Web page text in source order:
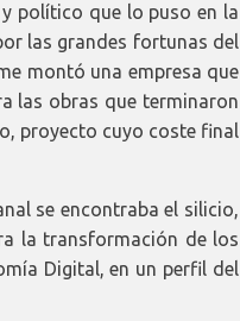
político que lo puso en la
las grandes fortunas del
montó una empresa que
las obras que terminaron
proyecto cuyo coste final
se encontraba el silicio,
la transformación de los
Digital, en un perfil del